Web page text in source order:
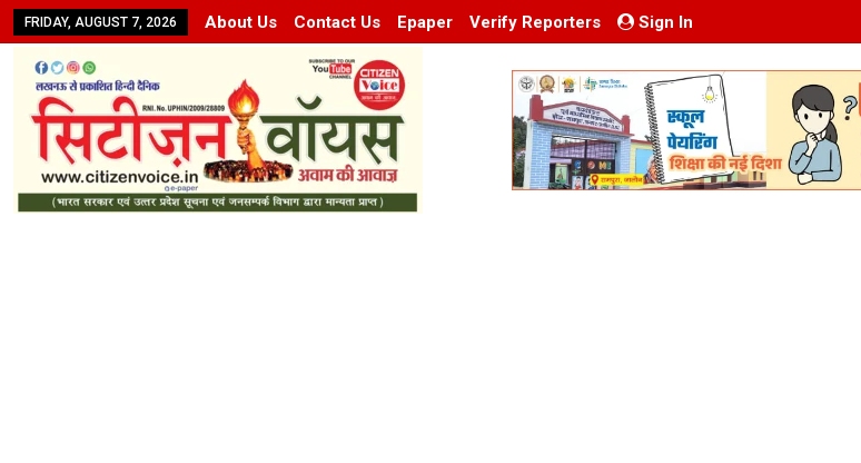
FRIDAY, AUGUST 7, 2026 About Us Contact Us Epaper Verify Reporters Sign In